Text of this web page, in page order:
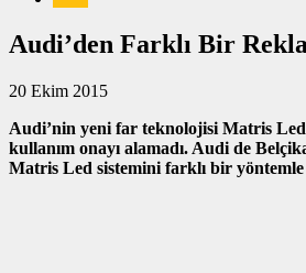
Audi’den Farklı Bir
20 Ekim 2015
Audi’nin yeni far teknolojisi Matris
kullanım onayı alamadı. Audi de
Matris Led sistemini farklı bir yöntemle